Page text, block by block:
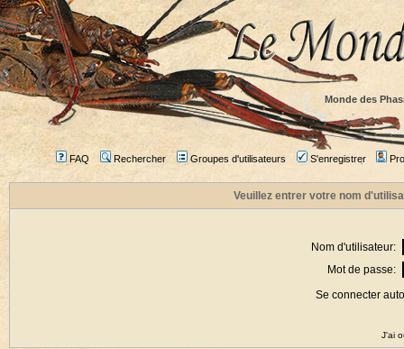
Monde des
FAQ Rechercher Groupes d'utilisateurs S'enregistrer
Veuillez entrer votre nom
Nom d'utilisateur:
Mot de passe:
Se connecter
J'ai